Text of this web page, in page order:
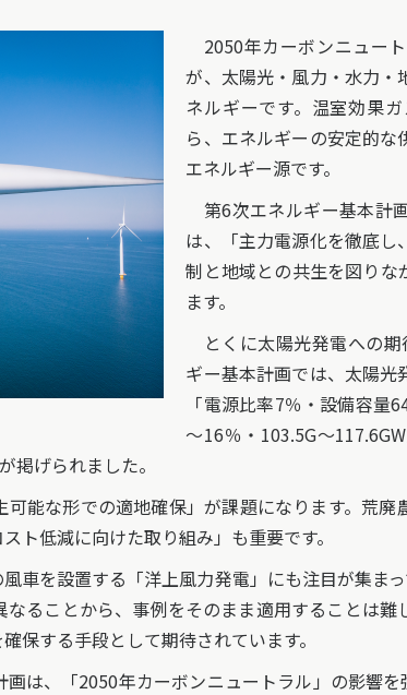
2050年カーボンニュー
が、太陽光・風力・水力・
ネルギーです。温室効果
ら、エネルギーの安定的
エネルギー源です。
第6次エネルギー基本計
は、「主力電源化を徹底
制と地域との共生を図りな
ます。
とくに太陽光発電への期
ギー基本計画では、太陽
「電源比率7％・設備容量
～16％・103.5G～
掲げられました。
能な形での適地確保」が課題になります。荒
ト低減に向けた取り組み」も重要です。
車を設置する「洋上風力発電」にも注目が集ま
ることから、事例をそのまま適用することは
保する手段として期待されています。
は、「2050年カーボンニュートラル」の影響